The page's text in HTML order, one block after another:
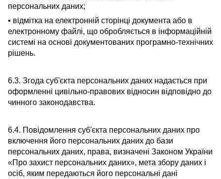
персональних даних;
• відмітка на електронній сторінці документа або в
електронному файлі, що обробляється в інформаційній
системі на основі документованих програмно-технічних
рішень.
6.3. Згода суб'єкта персональних даних надається при
оформленні цивільно-правових відносин відповідно до
чинного законодавства.
6.4. Повідомлення суб'єкта персональних даних про
включення його персональних даних до бази
персональних даних, права, визначені Законом України
«Про захист персональних даних», мета збору даних і
осіб, яким передаються його персональні дані